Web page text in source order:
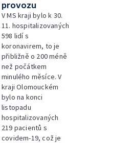
provozu
V MS kraji bylo k 30.
11. hospitalizovaných
598 lidí s
koronavirem, to je
přibližně o 200 méně
než počátkem
minulého měsíce. V
kraji Olomouckém
bylo na konci
listopadu
hospitalizovaných
219 pacientů s
covidem-19, což je